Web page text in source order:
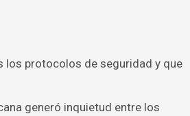
los protocolos de seguridad y que
generó inquietud entre los